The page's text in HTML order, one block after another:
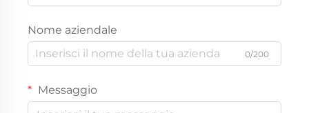
Nome aziendale
0/200
Messaggio